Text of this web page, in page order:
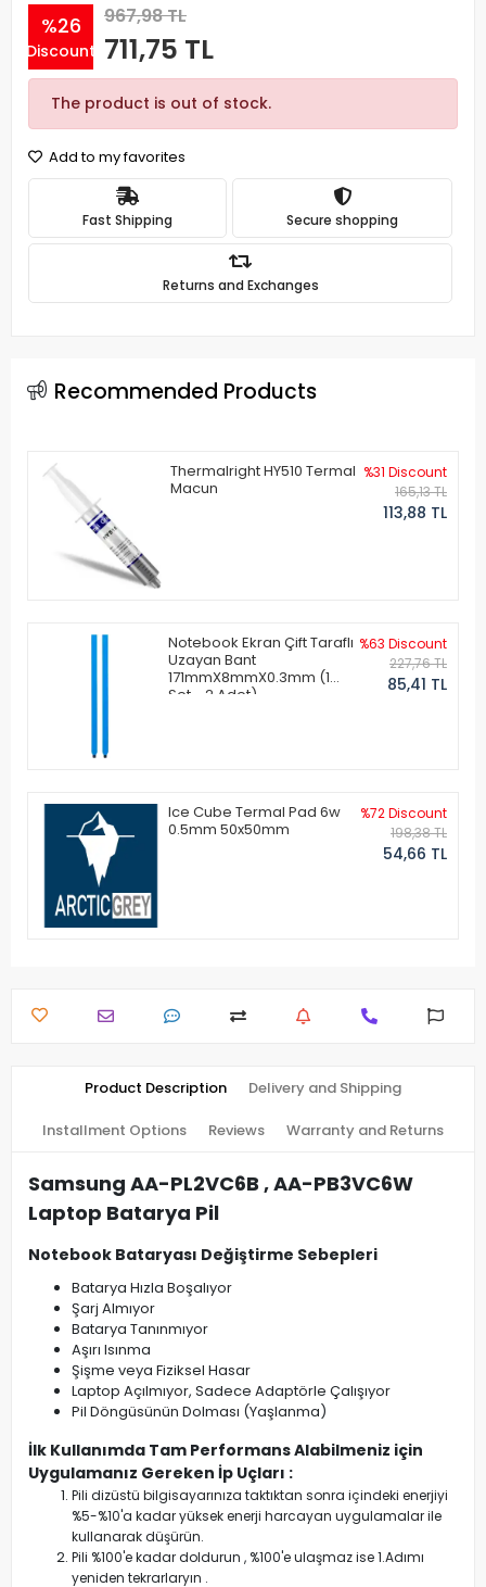
%26
Discount
967,98 TL
711,75 TL
The product is out of stock.
Add to my favorites
Fast Shipping Secure shopping
Returns and Exchanges
Recommended Products
Thermalright HY510 Termal
Macun
%31 Discount
165,13 TL
113,88 TL
Notebook Ekran Çift Taraflı
Uzayan Bant
171mmX8mmX0.3mm (1
Set - 2 Adet)
%63 Discount
227,76 TL
85,41 TL
Ice Cube Termal Pad 6w
0.5mm 50x50mm
%72 Discount
198,38 TL
54,66 TL
Product Description Delivery and Shipping
Installment Options Reviews Warranty and Returns
Samsung AA-PL2VC6B , AA-PB3VC6W
Laptop Batarya Pil
Notebook Bataryası Değiştirme Sebepleri
Batarya Hızla Boşalıyor
Şarj Almıyor
Batarya Tanınmıyor
Aşırı Isınma
Şişme veya Fiziksel Hasar
Laptop Açılmıyor, Sadece Adaptörle Çalışıyor
Pil Döngüsünün Dolması (Yaşlanma)
İlk Kullanımda Tam Performans Alabilmeniz için
Uygulamanız Gereken İp Uçları :
Pili dizüstü bilgisayarınıza taktıktan sonra içindeki enerjiyi
%5-%10'a kadar yüksek enerji harcayan uygulamalar ile
kullanarak düşürün.
Pili %100'e kadar doldurun , %100'e ulaşmaz ise 1.Adımı
yeniden tekrarlaryın .